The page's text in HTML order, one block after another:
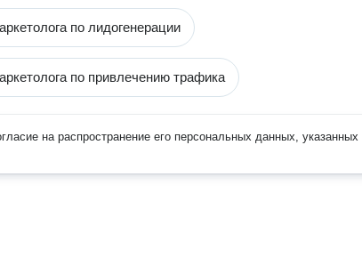
по лидогенерации
по привлечению трафика
на распространение его персональных данных, указанных